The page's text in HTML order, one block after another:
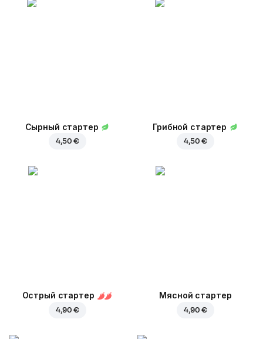
Сырный стартер
4,50 €
Грибной стартер
4,50 €
Острый стартер
4,90 €
Мясной стартер
4,90 €